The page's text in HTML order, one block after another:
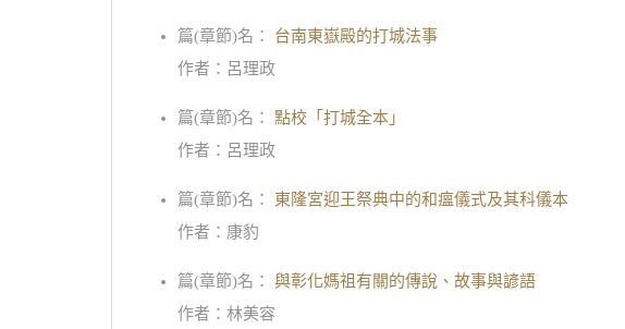
篇(章節)名：
台南東嶽殿的打城法事
作者：呂理政
篇(章節)名：
點校「打城全本」
作者：呂理政
篇(章節)名：
東隆宮迎王祭典中的和瘟儀式及其科儀本
作者：康豹
篇(章節)名：
與彰化媽祖有關的傳說、故事與諺語
作者：林美容